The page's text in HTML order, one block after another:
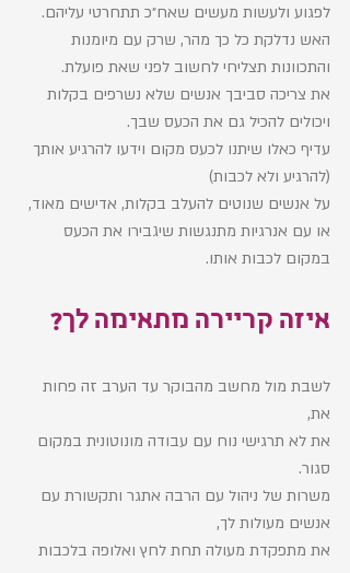
לפגוע ולעשות מעשים שאח״כ תתחרטי עליהם.
האש נדלקת כל כך מהר, שרק עם מיומנות
והתכוונות תצליחי לחשוב לפני שאת פועלת.
את צריכה סביבך אנשים שלא נשרפים בקלות
ויכולים להכיל גם את הכעס שבך.
עדיף כאלו שיתנו לכעס מקום וידעו להרגיע אותך
(להרגיע ולא לכבות)
על אנשים שנוטים להעלב בקלות, אדישים מאוד,
או עם אנרגיות מתנגשות שיגבירו את הכעס
במקום לכבות אותו.
איזה קריירה מתאימה לך?
לשבת מול מחשב מהבוקר עד הערב זה פחות
את,
את לא תרגישי נוח עם עבודה מונוטונית במקום
סגור.
משרות של ניהול עם הרבה אתגר ותקשורת עם
אנשים מעולות לך,
את מתפקדת מעולה תחת לחץ ואלופה בלכבות